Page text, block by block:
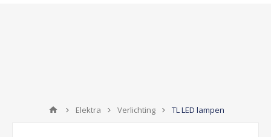
Elektra Verlichting TL LED lampen